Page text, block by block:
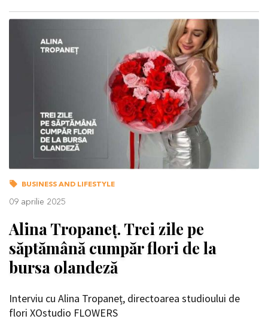
BUSINESS AND LIFESTYLE
09 aprilie 2025
Alina Tropaneț. Trei zile pe
săptămână cumpăr flori de la
bursa olandeză
Interviu cu Alina Tropaneț, directoarea studioului de
flori XOstudio FLOWERS